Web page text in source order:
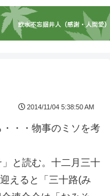
2014/11/04 5:38:50 AM
・・物事のミソを考
と読む。十二月三十
えると「三十路(み